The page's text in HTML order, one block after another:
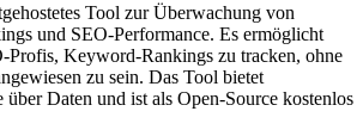
Tool zur Überwachung von
und SEO-Performance. Es ermöglicht
Keyword-Rankings zu tracken, ohne
zu sein. Das Tool bietet
Daten und ist als Open-Source kostenlos